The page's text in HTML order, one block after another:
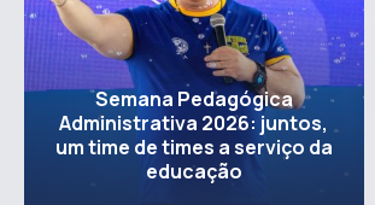
Semana Pedagógica
Administrativa 2026: juntos,
um time de times a serviço da
educação